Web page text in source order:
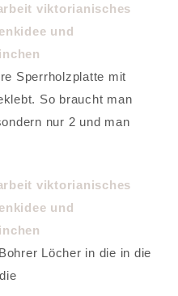
Sperrholzplatte mit
So braucht man
nur 2 und man
Löcher in die in die